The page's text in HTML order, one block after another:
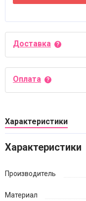
Доставка
Оплата
Характеристики
Характеристики
Производитель
Материал